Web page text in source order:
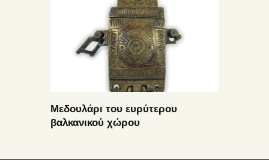
Μεδουλάρι του ευρύτερου
βαλκανικού χώρου